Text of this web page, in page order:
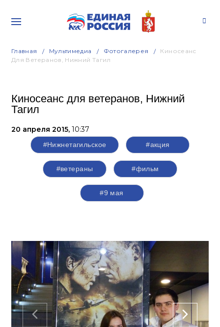
Главная Мультимедиа Фотогалерея
Киносеанс
Для Ветеранов, Нижний Тагил
Киносеанс для ветеранов, Нижний
Тагил
20 апреля 2015, 10:37
#Нижнетагильское #акция
#ветераны #фильм
#9 мая